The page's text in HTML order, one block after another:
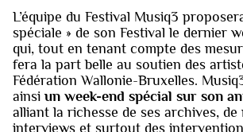
L’équipe du Festival Musiq3
spéciale » de son Festival le dernier
qui, tout en tenant compte des
fera la part belle au soutien des
Fédération Wallonie-Bruxelles.
ainsiun week-end spécial sur son
alliant la richesse de ses archives, de
interviews et surtout des